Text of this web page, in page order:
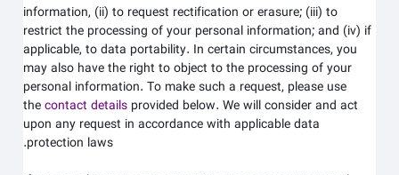
information, (ii) to request rectification or erasure; (iii) to
restrict the processing of your personal information; and (iv) if
applicable, to data portability. In certain circumstances, you
may also have the right to object to the processing of your
personal information. To make such a request, please use
thecontact detailsprovided below. We will consider and act
upon any request in accordance with applicable data
protection laws.